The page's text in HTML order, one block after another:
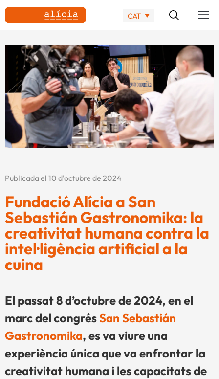
CAT
Publicada el 10 d'octubre de 2024
Fundació Alícia a San
Sebastián Gastronomika: la
creativitat humana contra la
intel·ligència artificial a la
cuina
El passat 8 d’octubre de 2024, en el
marc del congrésSan Sebastián
Gastronomika, es va viure una
experiència única que va enfrontar la
creativitat humana i les capacitats de